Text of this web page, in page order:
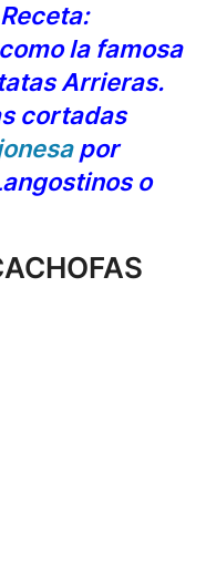
la famosa
Arrieras.
cortadas
por
o